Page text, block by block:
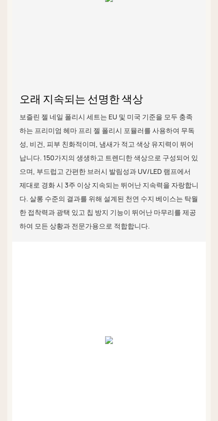
오래 지속되는 선명한 색상
보즐린 젤 네일 폴리시 세트는 EU 및 미국 기준을 모두 충족
하는 프리미엄 헤마 프리 젤 폴리시 포뮬러를 사용하여 무독
성, 비건, 피부 친화적이며, 냄새가 적고 색상 유지력이 뛰어
납니다. 150가지의 생생하고 트렌디한 색상으로 구성되어 있
으며, 부드럽고 간편한 브러시 발림성과 UV/LED 램프에서
제대로 경화 시 3주 이상 지속되는 뛰어난 지속력을 자랑합니
다. 살롱 수준의 결과를 위해 설계된 천연 수지 베이스는 탁월
한 접착력과 광택 있고 칩 방지 기능이 뛰어난 마무리를 제공
하여 모든 상황과 전문가용으로 적합합니다.